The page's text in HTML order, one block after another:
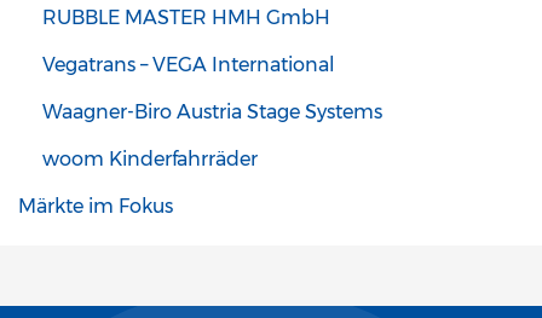
RUBBLE MASTER HMH GmbH
Vegatrans – VEGA International
Waagner-Biro Austria Stage Systems
woom Kinderfahrräder
Märkte im Fokus